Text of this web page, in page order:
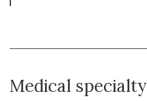
Medical specialty